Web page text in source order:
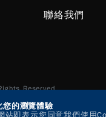
聯絡我們
Reserved.
您的瀏覽體驗